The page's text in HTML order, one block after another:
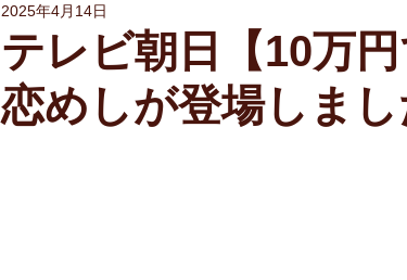
テレビ朝日【10万
恋めしが登場しまし
2025年4月14日